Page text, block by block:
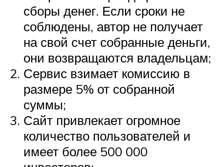
сборы денег. Если сроки не
соблюдены, автор не получает
на свой счет собранные деньги,
они возвращаются владельцам;
Сервис взимает комиссию в
размере 5% от собранной
суммы;
Сайт привлекает огромное
количество пользователей и
имеет более 500 000